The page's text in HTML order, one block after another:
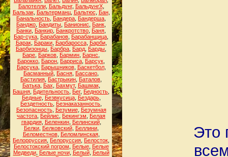
Балотелли, Бальдунг, БальдунгХ,
Бальзак, Бальтерманц, Бальтюс Бан,
Банальность Бандера Бандерша
Банджо Бандиты Банионис Банк
Банки Банкир Банкротство Баня
Бар-сука Барабанов Барабанщица
Барак, Бараки, Барбаросса, Барби,
Барбизонцы Барбра Бард Барды
Баре Барков Бармин Барнс
Барокко Барон Барриса Барсук
Барсука, Барышников, Баскетбол,
Басманный Басня Бассано
Бастилия Бастрыкин Баталов
Батька, Бах Бахмут, Башмак,
Башня Бдительность Бег, Бедность
Бедные, Безвкусица, Бездарь,
Бездетность Безнаказанность
Безопасность, Безумие, Безумная
частота Бейлис Бекингэм
Белая
гвардия, Беленкин, Белинский,
Белки, Белковский, Беллини,
Беломестнов, Беломлинская,
Белорруссия Белоруссия Белосток
Белостокский погром
Белые, Белые
Медведи, Белые ночи, Белый, Белый
Это